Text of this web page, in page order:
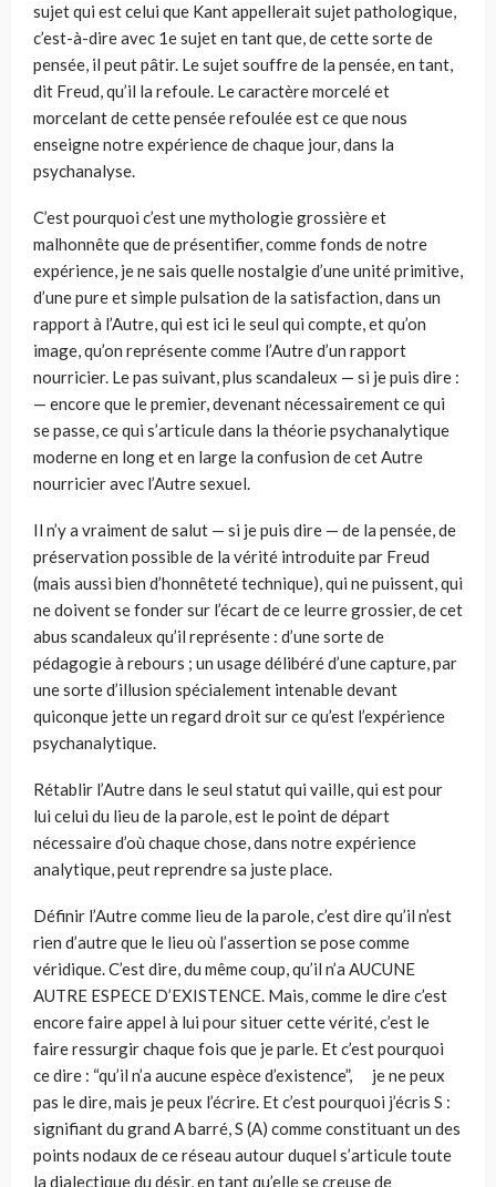
sujet qui est celui que Kant appellerait sujet pathologique,
c’est-à-dire avec 1e sujet en tant que, de cette sorte de
pensée, il peut pâtir. Le sujet souffre de la pensée, en tant,
dit Freud, qu’il la refoule. Le caractère morcelé et
morcelant de cette pensée refoulée est ce que nous
enseigne notre expérience de chaque jour, dans la
psychanalyse.
C’est pourquoi c’est une mythologie grossière et
malhonnête que de présentifier, comme fonds de notre
expérience, je ne sais quelle nostalgie d’une unité primitive,
d’une pure et simple pulsation de la satisfaction, dans un
rapport à l’Autre, qui est ici le seul qui compte, et qu’on
image, qu’on représente comme l’Autre d’un rapport
nourricier. Le pas suivant, plus scandaleux — si je puis dire :
— encore que le premier, devenant nécessairement ce qui
se passe, ce qui s’articule dans la théorie psychanalytique
moderne en long et en large la confusion de cet Autre
nourricier avec l’Autre sexuel.
Il n’y a vraiment de salut — si je puis dire — de la pensée, de
préservation possible de la vérité introduite par Freud
(mais aussi bien d’honnêteté technique), qui ne puissent, qui
ne doivent se fonder sur l’écart de ce leurre grossier, de cet
abus scandaleux qu’il représente : d’une sorte de
pédagogie à rebours ; un usage délibéré d’une capture, par
une sorte d’illusion spécialement intenable devant
quiconque jette un regard droit sur ce qu’est l’expérience
psychanalytique.
Rétablir l’Autre dans le seul statut qui vaille, qui est pour
lui celui du lieu de la parole, est le point de départ
nécessaire d’où chaque chose, dans notre expérience
analytique, peut reprendre sa juste place.
Définir l’Autre comme lieu de la parole, c’est dire qu’il n’est
rien d’autre que le lieu où l’assertion se pose comme
véridique. C’est dire, du même coup, qu’il n’a AUCUNE
AUTRE ESPECE D’EXISTENCE. Mais, comme le dire c’est
encore faire appel à lui pour situer cette vérité, c’est le
faire ressurgir chaque fois que je parle. Et c’est pourquoi
ce dire : “qu’il n’a aucune espèce d’existence”, je ne peux
pas le dire, mais je peux l’écrire. Et c’est pourquoi j’écris S :
signifiant du grand A barré, S (A) comme constituant un des
points nodaux de ce réseau autour duquel s’articule toute
la dialectique du désir, en tant qu’elle se creuse de